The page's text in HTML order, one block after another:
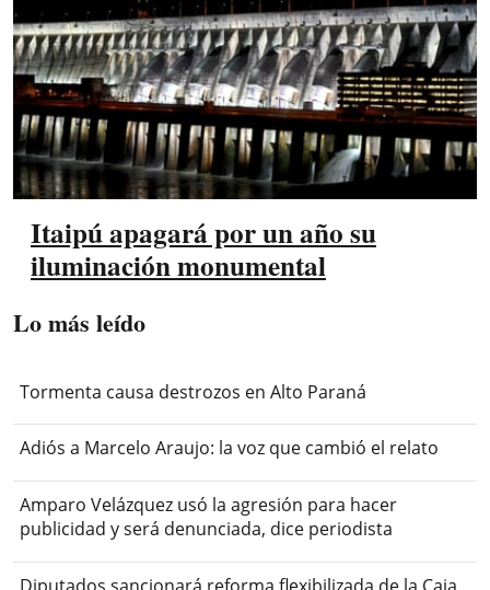
Itaipú apagará por un año su
iluminación monumental
Lo más leído
Tormenta causa destrozos en Alto Paraná
Adiós a Marcelo Araujo: la voz que cambió el relato
Amparo Velázquez usó la agresión para hacer
publicidad y será denunciada, dice periodista